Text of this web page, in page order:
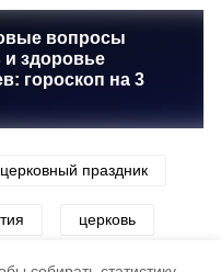
вопросы
и здоровье
гороскоп на 3
церковный праздник
церковь